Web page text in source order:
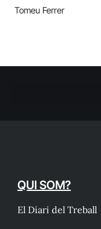
Tomeu Ferrer
QUI SOM?
El Diari del Treball